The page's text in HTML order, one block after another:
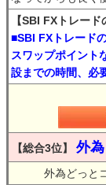
【SBI FXトレード
■SBI FXトレード
スワップポイント
設までの時間、必
【総合3位】 外
外為どっと